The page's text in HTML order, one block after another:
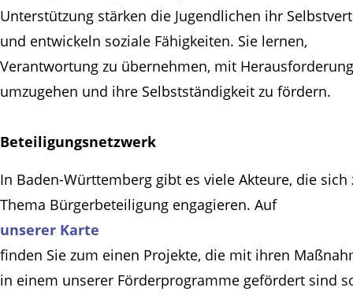
Unterstützung stärken die Jugendlichen ihr
und entwickeln soziale Fähigkeiten. Sie lernen,
Verantwortung zu übernehmen, mit
umzugehen und ihre Selbstständigkeit zu fördern.
Beteiligungsnetzwerk
In Baden-Württemberg gibt es viele Akteure, die sich
Thema Bürgerbeteiligung engagieren. Auf
unserer Karte
finden Sie zum einen Projekte, die mit ihren
in einem unserer Förderprogramme gefördert sind